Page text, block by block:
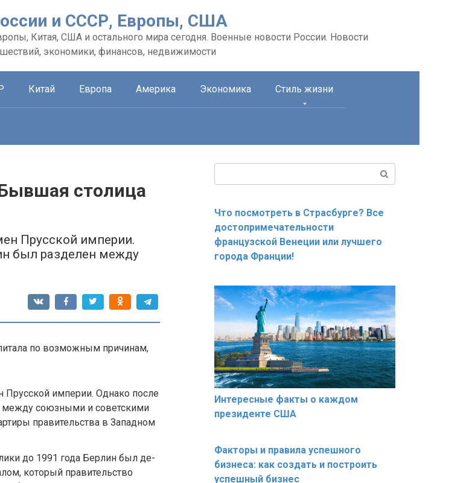
и СССР, Европы, США
Китая, США и остального мира сегодня. Военные новости России. Новости
экономики, финансов, недвижимости
Китай Европа Америка Экономика Стиль жизни
столица
Прусской империи.
был разделен между
по возможным причинам,
Прусской империи. Однако после
между союзными и советскими
правительства в Западном
до 1991 года Берлин был де-
который правительство
Что посмотреть в Страсбурге? Все
достопримечательности
французской Венеции или лучшего
города Франции!
Интересные факты о каждом
президенте США
Факторы и правила успешного
бизнеса: как создать и построить
успешный бизнес